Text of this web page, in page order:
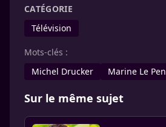
CATÉGORIE
Télévision
Mots-clés :
Michel Drucker
Marine Le Pen
Sur le même sujet